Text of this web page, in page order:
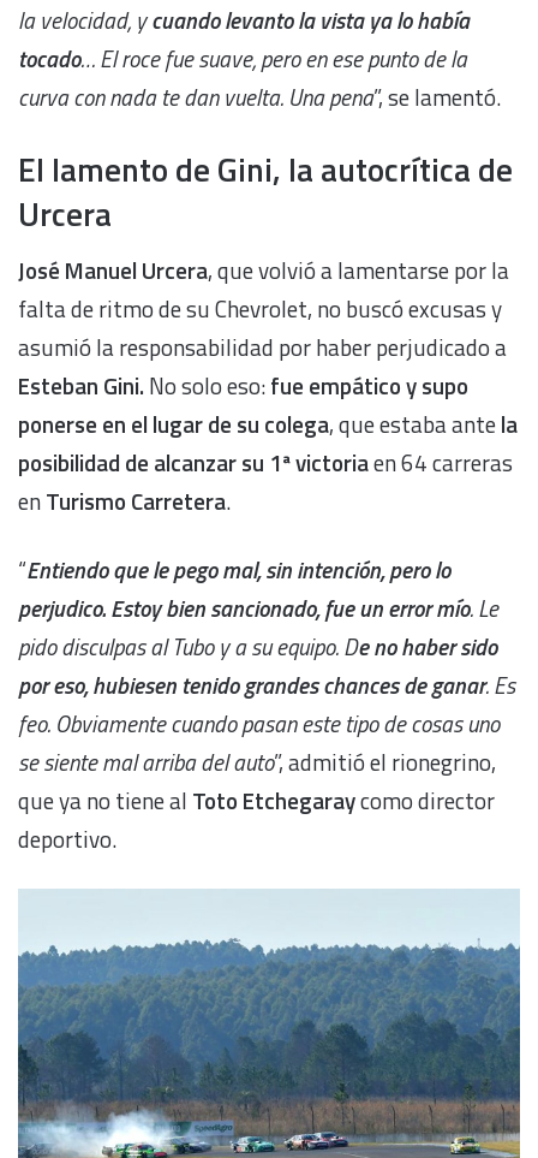
la velocidad, ycuando levanto la vista ya lo había
tocado… El roce fue suave, pero en ese punto de la
curva con nada te dan vuelta. Una pena”, se lamentó.
El lamento de Gini, la autocrítica de
Urcera
José Manuel Urcera, que volvió a lamentarse por la
falta de ritmo de su Chevrolet, no buscó excusas y
asumió la responsabilidad por haber perjudicado a
Esteban Gini. No solo eso:fue empático y supo
ponerse en el lugar de su colega, que estaba antela
posibilidad de alcanzar su 1ª victoriaen 64 carreras
enTurismo Carretera.
“Entiendo que le pego mal, sin intención, pero lo
perjudico. Estoy bien sancionado, fue un error mío. Le
pido disculpas al Tubo y a su equipo. De no haber sido
por eso, hubiesen tenido grandes chances de ganar. Es
feo. Obviamente cuando pasan este tipo de cosas uno
se siente mal arriba del auto”, admitió el rionegrino,
que ya no tiene al Toto Etchegaraycomo director
deportivo.